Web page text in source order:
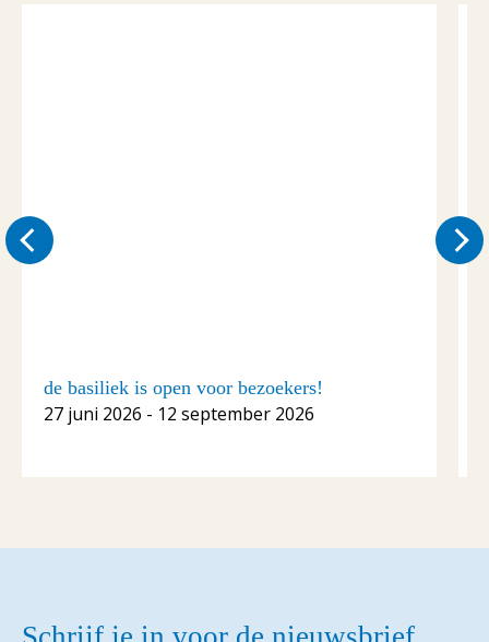
de basiliek is open voor bezoekers!
27 juni 2026 - 12 september 2026